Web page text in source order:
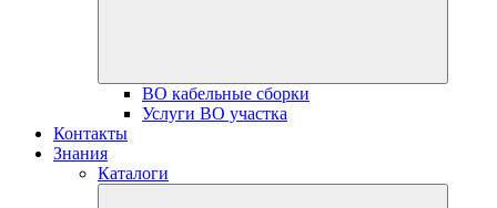
ВО кабельные сборки
Услуги ВО участка
Контакты
Знания
Каталоги